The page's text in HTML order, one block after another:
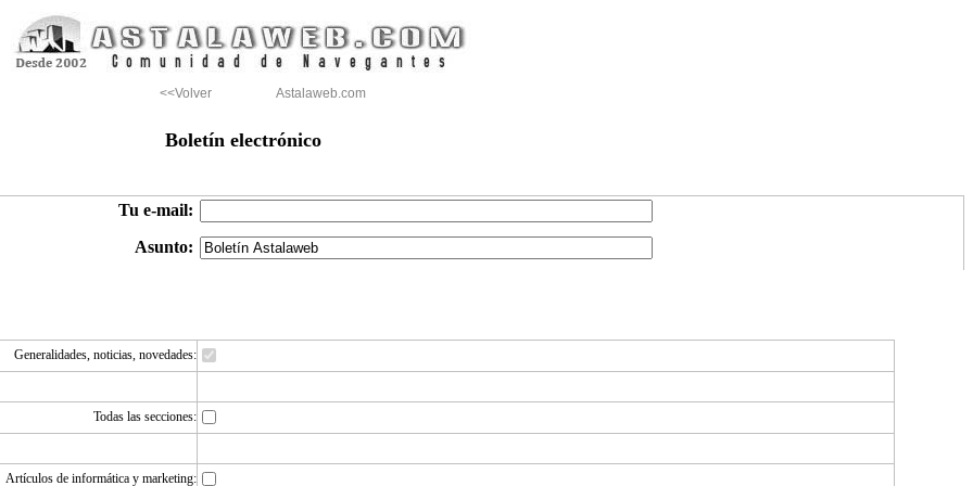
<<Volver Astalaweb.com
Boletín electrónico
Tu e-mail:
Asunto:
Generalidades, noticias, novedades:
Todas las secciones:
Artículos de informática y marketing: